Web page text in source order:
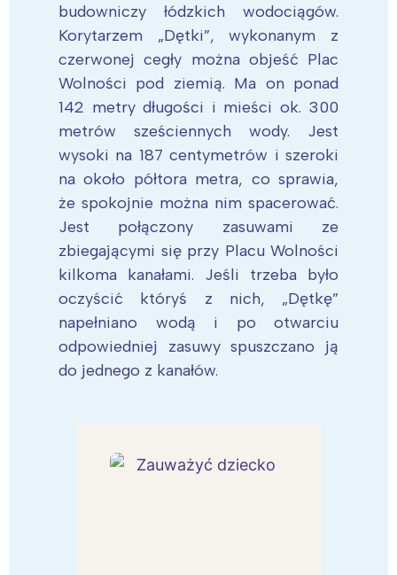
budowniczy łódzkich wodociągów.
Korytarzem „Dętki”, wykonanym z
czerwonej cegły można objeść Plac
Wolności pod ziemią. Ma on ponad
142 metry długości i mieści ok. 300
metrów sześciennych wody. Jest
wysoki na 187 centymetrów i szeroki
na około półtora metra, co sprawia,
że spokojnie można nim spacerować.
Jest połączony zasuwami ze
zbiegającymi się przy Placu Wolności
kilkoma kanałami. Jeśli trzeba było
oczyścić któryś z nich, „Dętkę”
napełniano wodą i po otwarciu
odpowiedniej zasuwy spuszczano ją
do jednego z kanałów.